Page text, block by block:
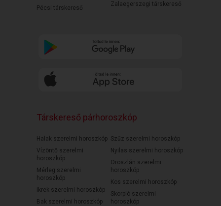
Pécsi társkereső
Zalaegerszegi társkereső
Társkereső párhoroszkóp
Halak szerelmi horoszkóp
Vízöntő szerelmi
horoszkóp
Mérleg szerelmi
horoszkóp
Ikrek szerelmi horoszkóp
Bak szerelmi horoszkóp
Szűz szerelmi horoszkóp
Nyilas szerelmi horoszkóp
Oroszlán szerelmi
horoszkóp
Kos szerelmi horoszkóp
Skorpió szerelmi
horoszkóp